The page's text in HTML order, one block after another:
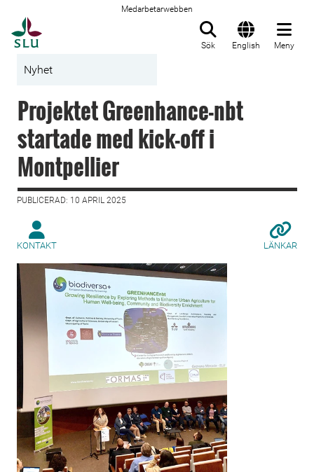
Medarbetarwebben
Sök English Meny
Nyhet
Projektet Greenhance-nbt
startade med kick-off i
Montpellier
PUBLICERAD: 10 APRIL 2025
KONTAKT LÄNKAR